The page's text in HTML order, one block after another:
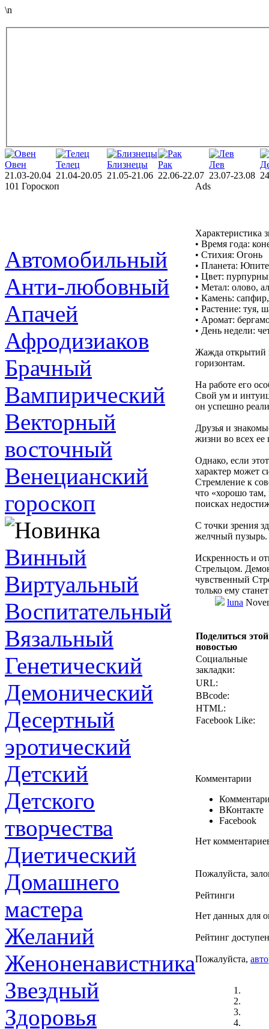
\n
Овен
21.03-20.04
Телец
21.04-20.05
Близнецы
21.05-21.06
Рак
22.06-22.07
Лев
23.07-23.08
101 Гороскоп
Автомобильный
Анти-любовный
Апачей
Афродизиаков
Брачный
Вампирический
Векторный
восточный
Венецианский
гороскоп
Винный
Виртуальный
Воспитательный
Вязальный
Генетический
Демонический
Десертный
эротический
Детский
Детского
творчества
Диетический
Домашнего
мастера
Желаний
Женоненавистника
Звездный
Здоровья
Ads
Характеристика
• Время года:
• Стихия: Огонь
• Планета:
• Цвет:
• Метал: олово,
• Камень:
• Растение: туя,
• Аромат:
• День недели:
Жажда открытий
горизонтам.
На работе его
Свой ум и
он успешно
Друзья и
жизни во всех ее
Однако, если
характер может
Стремление к
что «хорошо там,
поисках
С точки зрения
желчный пузырь.
Искренность и
Стрельцом.
чувственный
только ему
luna
Поделиться этой
новостью
Социальные
закладки:
URL:
BBcode:
HTML:
Facebook Like:
Комментарии
ВКонтакте
Facebook
Нет
Пожалуйста,
Рейтинги
Нет данных для
Рейтинг
Пожалуйста,